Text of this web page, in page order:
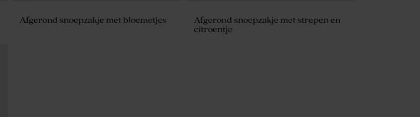
Afgerond snoepzakje met bloemetjes
Afgerond snoepzakje met strepen en
citroentje